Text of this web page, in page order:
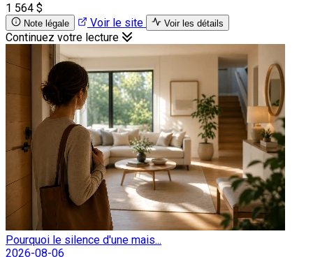
1 564 $
Note légale Voir le site Voir les détails
Continuez votre lecture
Pourquoi le silence d'une mais...
2026-08-06